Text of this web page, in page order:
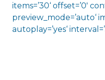
items=’30‘ offset=’0′
preview_mode=’auto‘
autoplay=’yes‘